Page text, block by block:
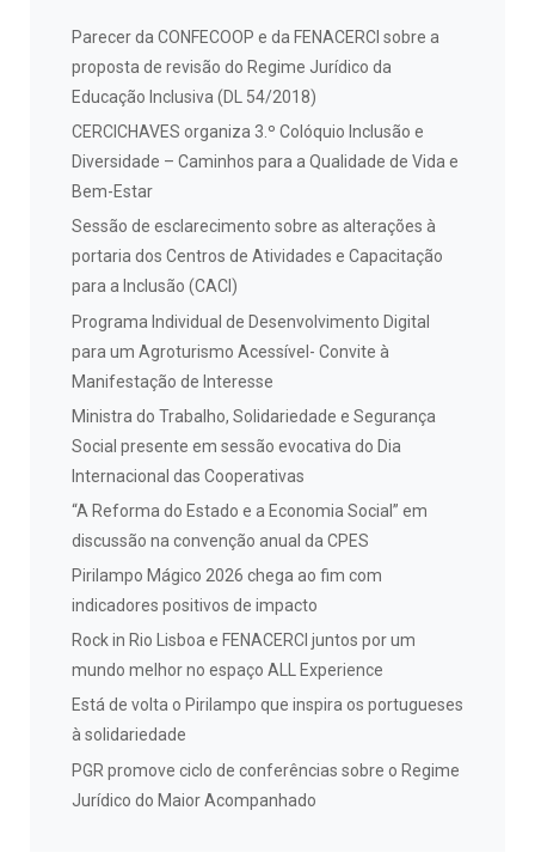
Parecer da CONFECOOP e da FENACERCI sobre a
proposta de revisão do Regime Jurídico da
Educação Inclusiva (DL 54/2018)
CERCICHAVES organiza 3.º Colóquio Inclusão e
Diversidade – Caminhos para a Qualidade de Vida e
Bem-Estar
Sessão de esclarecimento sobre as alterações à
portaria dos Centros de Atividades e Capacitação
para a Inclusão (CACI)
Programa Individual de Desenvolvimento Digital
para um Agroturismo Acessível- Convite à
Manifestação de Interesse
Ministra do Trabalho, Solidariedade e Segurança
Social presente em sessão evocativa do Dia
Internacional das Cooperativas
“A Reforma do Estado e a Economia Social” em
discussão na convenção anual da CPES
Pirilampo Mágico 2026 chega ao fim com
indicadores positivos de impacto
Rock in Rio Lisboa e FENACERCI juntos por um
mundo melhor no espaço ALL Experience
Está de volta o Pirilampo que inspira os portugueses
à solidariedade
PGR promove ciclo de conferências sobre o Regime
Jurídico do Maior Acompanhado